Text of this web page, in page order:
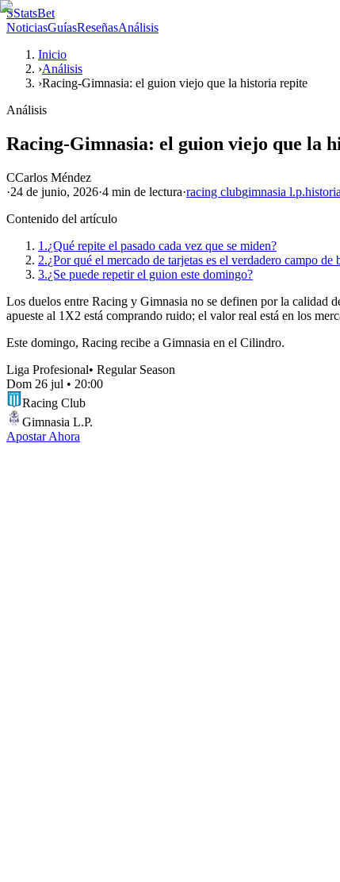
SStatsBet
NoticiasGuíasReseñasAnálisis
Inicio
›Análisis
›Racing-Gimnasia: el guion viejo que la historia repite
Análisis
Racing-Gimnasia: el guion viejo que la
CCarlos Méndez
·24 de junio, 2026·4 min de lectura·racing clubgimnasia l.p.
Contenido del artículo
1.¿Qué repite el pasado cada vez que se miden?
2.¿Por qué el mercado de tarjetas es el verdadero campo de
3.¿Se puede repetir el guion este domingo?
Los duelos entre Racing y Gimnasia no se definen por la calidad
apueste al 1X2 está comprando ruido; el valor real está en los
Este domingo, Racing recibe a Gimnasia en el Cilindro.
Liga Profesional• Regular Season
Dom 26 jul • 20:00
Racing Club
Gimnasia L.P.
Apostar Ahora